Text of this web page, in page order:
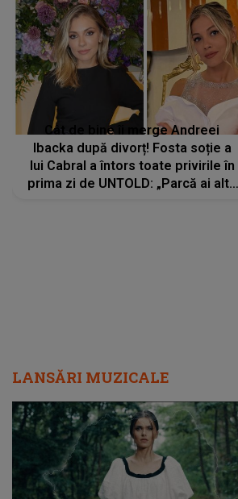
Cât de bine îi merge Andreei
Ibacka după divorț! Fosta soție a
lui Cabral a întors toate privirile în
prima zi de UNTOLD: „Parcă ai altă
LANSĂRI MUZICALE